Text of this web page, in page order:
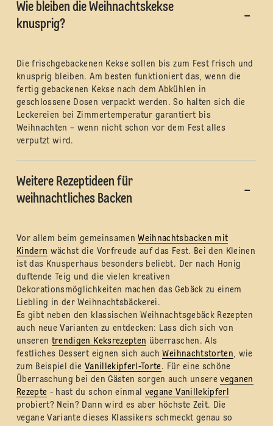
Wie bleiben die Weihnachtskekse
knusprig?
Die frischgebackenen Kekse sollen bis zum Fest frisch und
knusprig bleiben. Am besten funktioniert das, wenn die
fertig gebackenen Kekse nach dem Abkühlen in
geschlossene Dosen verpackt werden. So halten sich die
Leckereien bei Zimmertemperatur garantiert bis
Weihnachten – wenn nicht schon vor dem Fest alles
verputzt wird.
Weitere Rezeptideen für
weihnachtliches Backen
Vor allem beim gemeinsamenWeihnachtsbacken mit
Kindern wächst die Vorfreude auf das Fest. Bei den Kleinen
ist das Knusperhaus besonders beliebt. Der nach Honig
duftende Teig und die vielen kreativen
Dekorationsmöglichkeiten machen das Gebäck zu einem
Liebling in der Weihnachtsbäckerei.
Es gibt neben den klassischen Weihnachtsgebäck Rezepten
auch neue Varianten zu entdecken: Lass dich sich von
unseren trendigen Keksrezepten überraschen. Als
festliches Dessert eignen sich auchWeihnachtstorten, wie
zum Beispiel die Vanillekipferl-Torte. Für eine schöne
Überraschung bei den Gästen sorgen auch unsereveganen
Rezepte - hast du schon einmal vegane Vanillekipferl
probiert? Nein? Dann wird es aber höchste Zeit. Die
vegane Variante dieses Klassikers schmeckt genau so